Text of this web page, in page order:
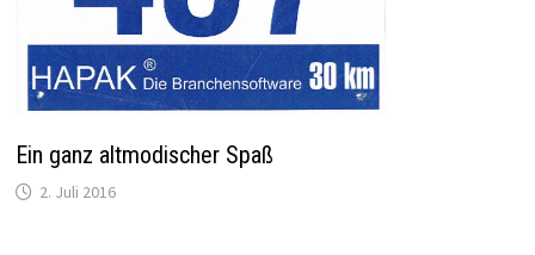
Ein ganz altmodischer Spaß
2. Juli 2016